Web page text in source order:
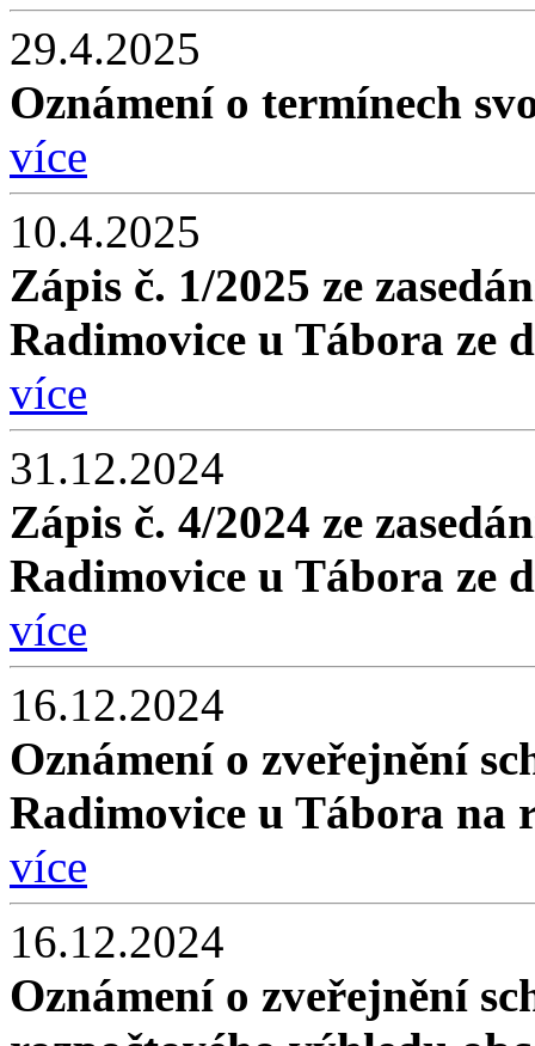
29.4.2025
Oznámení o termínech
více
10.4.2025
Zápis č. 1/2025 ze
Radimovice u Tábora ze
více
31.12.2024
Zápis č. 4/2024 ze
Radimovice u Tábora ze
více
16.12.2024
Oznámení o zveřejnění
Radimovice u Tábora na
více
16.12.2024
Oznámení o zveřejnění